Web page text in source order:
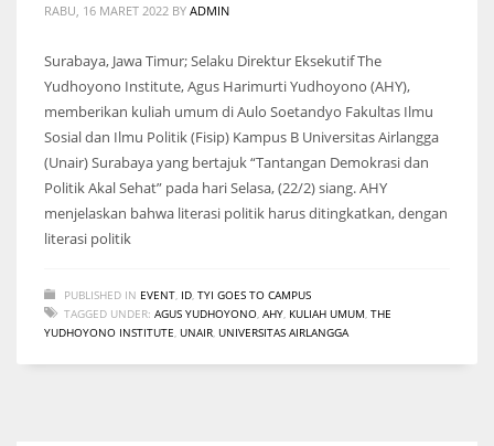
RABU, 16 MARET 2022 BY ADMIN
Surabaya, Jawa Timur; Selaku Direktur Eksekutif The
Yudhoyono Institute, Agus Harimurti Yudhoyono (AHY),
memberikan kuliah umum di Aulo Soetandyo Fakultas Ilmu
Sosial dan Ilmu Politik (Fisip) Kampus B Universitas Airlangga
(Unair) Surabaya yang bertajuk “Tantangan Demokrasi dan
Politik Akal Sehat” pada hari Selasa, (22/2) siang. AHY
menjelaskan bahwa literasi politik harus ditingkatkan, dengan
literasi politik
PUBLISHED IN EVENT ID TYI GOES TO CAMPUS
TAGGED UNDER: AGUS YUDHOYONO AHY KULIAH UMUM THE
YUDHOYONO INSTITUTE UNAIR UNIVERSITAS AIRLANGGA